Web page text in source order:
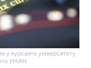
у курсанта університету
УНІАН